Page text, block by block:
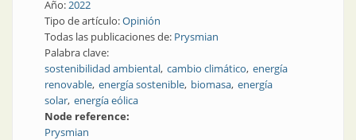
Año:2022
Tipo de artículo:Opinión
Todas las publicaciones de: Prysmian
Palabra clave:
sostenibilidad ambiental cambio climático energía
renovable energía sostenible biomasa energía
solar energía eólica
Node reference:
Prysmian